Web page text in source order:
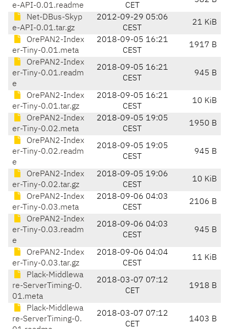
e-API-0.01.readme
CET
Net-DBus-Skyp
e-API-0.01.tar.gz
2012-09-29 05:06
CEST
21 KiB
OrePAN2-Index
er-Tiny-0.01.meta
2018-09-05 16:21
CEST
1917 B
OrePAN2-Index
er-Tiny-0.01.readm
e
2018-09-05 16:21
CEST
945 B
OrePAN2-Index
er-Tiny-0.01.tar.gz
2018-09-05 16:21
CEST
10 KiB
OrePAN2-Index
er-Tiny-0.02.meta
2018-09-05 19:05
CEST
1950 B
OrePAN2-Index
er-Tiny-0.02.readm
e
2018-09-05 19:05
CEST
945 B
OrePAN2-Index
er-Tiny-0.02.tar.gz
2018-09-05 19:06
CEST
10 KiB
OrePAN2-Index
er-Tiny-0.03.meta
2018-09-06 04:03
CEST
2106 B
OrePAN2-Index
er-Tiny-0.03.readm
e
2018-09-06 04:03
CEST
945 B
OrePAN2-Index
er-Tiny-0.03.tar.gz
2018-09-06 04:04
CEST
11 KiB
Plack-Middlewa
re-ServerTiming-0.
01.meta
2018-03-07 07:12
CET
1918 B
Plack-Middlewa
re-ServerTiming-0.
2018-03-07 07:12
CET
1403 B